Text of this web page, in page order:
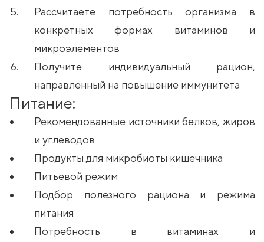
Рассчитаете потребность организма в
конкретных формах витаминов и
микроэлементов
Получите индивидуальный рацион,
направленный на повышение иммунитета
Питание:
Рекомендованные источники белков, жиров
и углеводов
Продукты для микробиоты кишечника
Питьевой режим
Подбор полезного рациона и режима
питания
Потребность в витаминах и